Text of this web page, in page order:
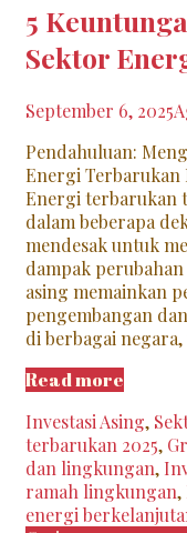
5
Sektor
September 6, 2025
Pendahuluan:
Energi Terbarukan
Energi terbarukan
dalam beberapa
mendesak untuk
dampak
asing memainkan
pengembangan
di berbagai
Read more
Asing
di
Sektor
Energi
Categories
Investasi Asing,
terbarukan 2025,
dan lingkungan,
ramah lingkungan,
energi